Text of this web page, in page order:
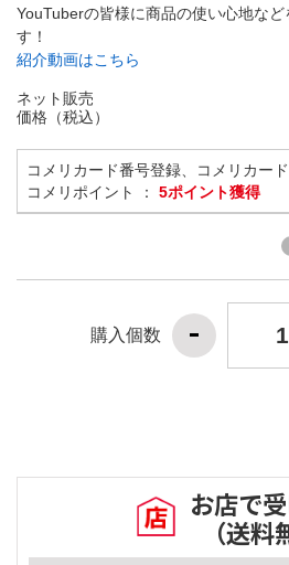
YouTuberの皆様に商品の使い心地な
す！
紹介動画はこちら
ネット販売
価格（税込）
コメリカード番号登録、コメリカー
コメリポイント ： 5ポイント獲得
購入個数
お店で
（送料